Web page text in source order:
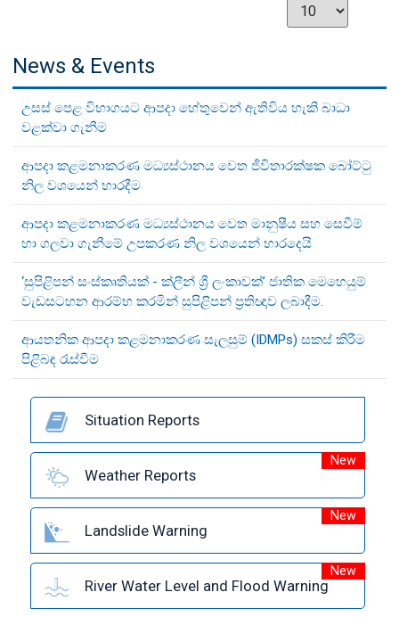
News & Events
උසස් පෙළ විභාගයට ආපදා හේතුවෙන් ඇතිවිය හැකි බාධා
වළක්වා ගැනීම
ආපදා කළමනාකරණ මධ්‍යස්ථානය වෙත ජීවිතාරක්ෂක බෝට්ටු
නිල වශයෙන් භාරදීම
ආපදා කළමනාකරණ මධ්‍යස්ථානය වෙත මානුෂීය සහ සෙවීම්
හා ගලවා ගැනීමේ උපකරණ නිල වශයෙන් භාරදෙයි
‘සුපිළිපන් සංස්කෘතියක් - ක්ලීන් ශ්‍රී ලංකාවක්’ ජාතික මෙහෙයුම්
වැඩසටහන ආරම්භ කරමින් සුපිළිපන් ප්‍රතිඥාව ලබාදීම.
ආයතනික ආපදා කළමනාකරණ සැලසුම් (IDMPs) සකස් කිරීම
පිළිබඳ රැස්වීම
Situation Reports
Weather Reports
New
Landslide Warning
New
River Water Level and Flood Warning
New